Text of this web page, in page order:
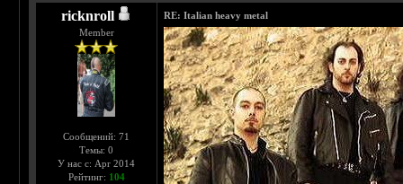
ricknroll
Member
Сообщений: 71
Темы: 0
У нас с: Apr 2014
Рейтинг: 104
RE: Italian heavy metal